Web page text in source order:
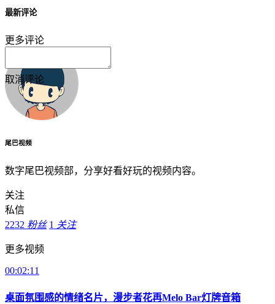
最新评论
更多评论
取消评论
尾巴视频
数字尾巴视频部，分享好看好玩的视频内容。
关注
私信
2232 粉丝 1 关注
更多视频
00:02:11
桌面氛围感的情绪名片，漫步者花再Melo Bar灯牌音箱